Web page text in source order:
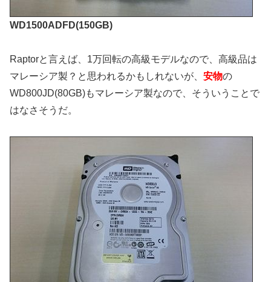
WD1500ADFD(150GB)
Raptorと言えば、1万回転の高級モデルなので、高級品は
マレーシア製？と思われるかもしれないが、 安物の
WD800JD(80GB)もマレーシア製なので、そういうことで
はなさそうだ。